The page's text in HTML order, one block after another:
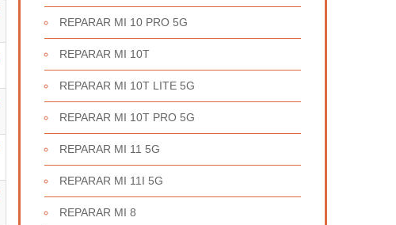
REPARAR MI 10 PRO 5G
REPARAR MI 10T
REPARAR MI 10T LITE 5G
REPARAR MI 10T PRO 5G
REPARAR MI 11 5G
REPARAR MI 11I 5G
REPARAR MI 8